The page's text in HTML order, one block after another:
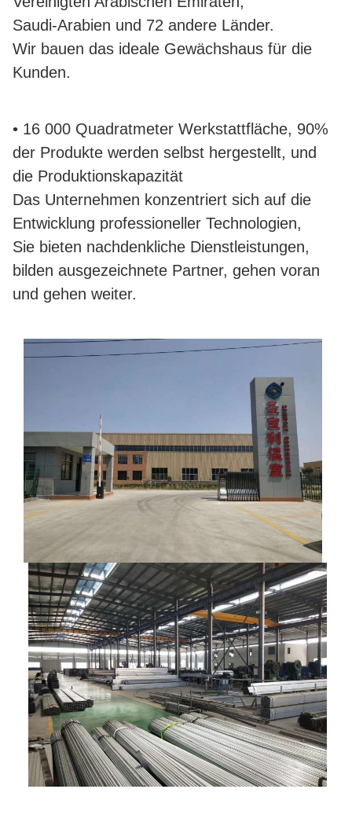
Saudi-Arabien und 72 andere Länder.
Wir bauen das ideale Gewächshaus für die
Kunden.
• 16 000 Quadratmeter Werkstattfläche, 90%
der Produkte werden selbst hergestellt, und
die Produktionskapazität
Das Unternehmen konzentriert sich auf die
Entwicklung professioneller Technologien,
Sie bieten nachdenkliche Dienstleistungen,
bilden ausgezeichnete Partner, gehen voran
und gehen weiter.